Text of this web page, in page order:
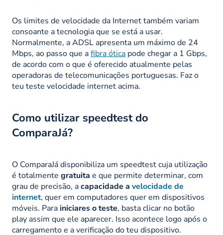
Os limites de velocidade da Internet também variam
consoante a tecnologia que se está a usar.
Normalmente, a ADSL apresenta um máximo de 24
Mbps, ao passo que afibra ótica pode chegar a 1 Gbps,
de acordo com o que é oferecido atualmente pelas
operadoras de telecomunicações portuguesas. Faz o
teu teste velocidade internet acima.
Como utilizar speedtest do
ComparaJá?
O ComparaJá disponibiliza um speedtest cuja utilização
é totalmente gratuita e que permite determinar, com
grau de precisão, acapacidade a velocidade de
internet, quer em computadores quer em dispositivos
móveis. Para iniciares o teste, basta clicar no botão
play assim que ele aparecer. Isso acontece logo após o
carregamento e a verificação do teu dispositivo.